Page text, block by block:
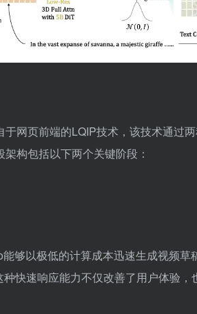
网页前端的LQIP技术，该技术通过
构包括以下两个关键阶段：
够以极低的计算成本迅速生成视频
快速响应能力不仅改善了用户体验，